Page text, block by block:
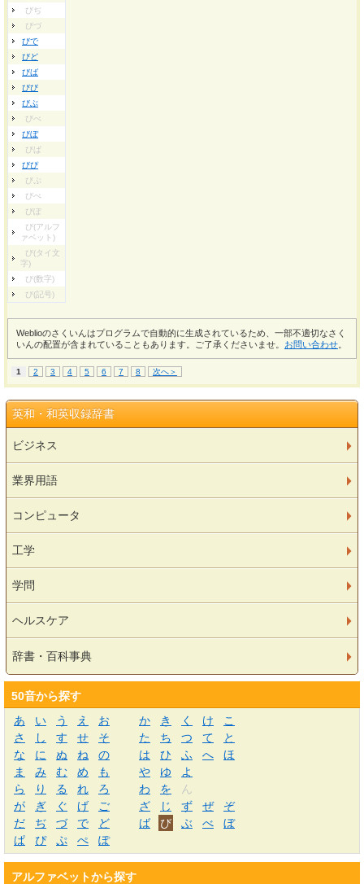
びぢ
びづ
びで
びど
びば
びび
びぶ
びべ
びぼ
びぱ
びぴ
びぷ
びぺ
びぽ
び(アルフ
ァベット)
び(タイ文
字)
び(数字)
び(記号)
Weblioのさくいんはプログラムで自動的に生成されているため、一部不適切なさく
いんの配置が含まれていることもあります。ご了承くださいませ。 お問い合わせ
1 2 3 4 5 6 7 8 次へ＞
英和・和英収録辞書
ビジネス
業界用語
コンピュータ
工学
学問
ヘルスケア
辞書・百科事典
50音から探す
あ
い う え お か き く け
こ
さ
し す せ そ た ち つ て
と
な
に ぬ ね の は ひ ふ へ
ほ
ま
み む め も や ゆ
よ
ら
り る れ ろ わ を
ん
が
ぎ ぐ げ ご ざ じ ず ぜ
ぞ
だ
ぢ づ で ど ば び ぶ べ
ぼ
ぱ
ぴ ぷ ぺ ぽ
アルファベットから探す